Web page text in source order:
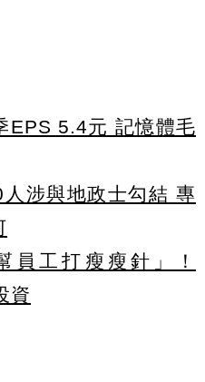
EPS 5.4元 記憶體毛
涉與地政士勾結 專
員工打瘦瘦針」！
資